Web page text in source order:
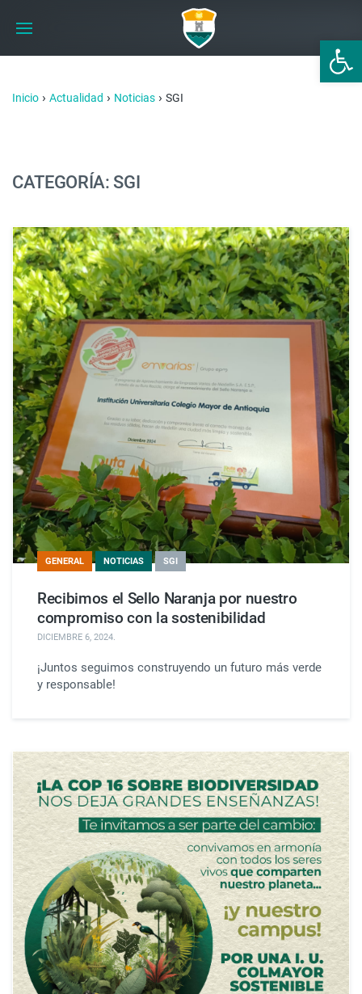
Abrir
Inicio › Actualidad › Noticias › SGI
CATEGORÍA: SGI
GENERAL NOTICIAS SGI
Recibimos el Sello Naranja por nuestro
compromiso con la sostenibilidad
DICIEMBRE 6, 2024.
¡Juntos seguimos construyendo un futuro más verde
y responsable!